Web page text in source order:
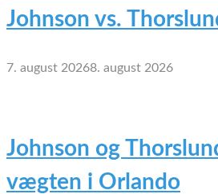
Johnson vs.
7. august 20268. august 2026
Johnson og
vægten i Orlando